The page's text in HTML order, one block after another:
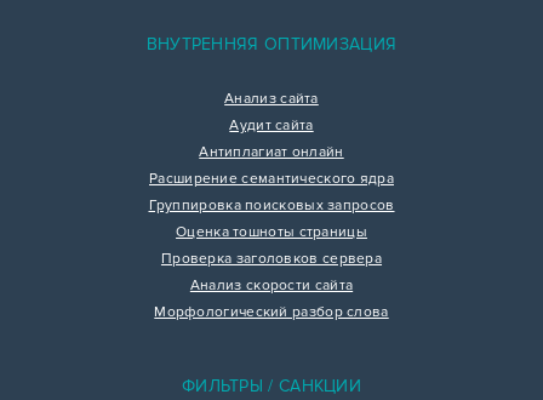
ВНУТРЕННЯЯ ОПТИМИЗАЦИЯ
Анализ сайта
Аудит сайта
Антиплагиат онлайн
Расширение семантического ядра
Группировка поисковых запросов
Оценка тошноты страницы
Проверка заголовков сервера
Анализ скорости сайта
Морфологический разбор слова
ФИЛЬТРЫ / САНКЦИИ